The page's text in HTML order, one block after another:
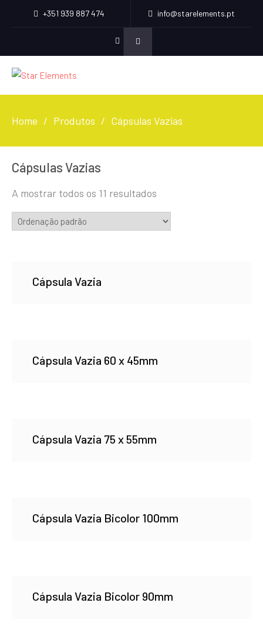
+351 939 887 474 info@starelements.pt
Home Produtos Cápsulas Vazias
Cápsulas Vazias
A mostrar todos os 11 resultados
Cápsula Vazia
Cápsula Vazia 60 x 45mm
Cápsula Vazia 75 x 55mm
Cápsula Vazia Bicolor 100mm
Cápsula Vazia Bicolor 90mm